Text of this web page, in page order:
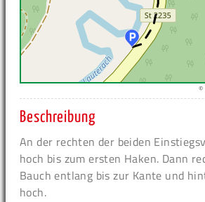
©
Beschreibung
An der rechten der beiden
hoch bis zum ersten Haken. Dann
Bauch entlang bis zur Kante und
hoch.